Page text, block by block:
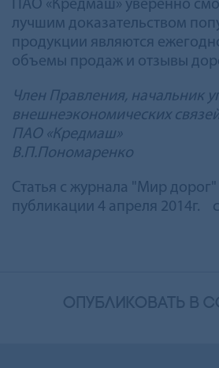
ПАО «Кредмаш» уверенно
лучшим доказательством
продукции являются
объемы продаж и отзывы
Член Правления, начальник
внешнеэкономических
ПАО «Кредмаш»
В.П.Пономаренко
Статья с журнала "Мир
публикации 4 апреля 2014г.
опубликовать в